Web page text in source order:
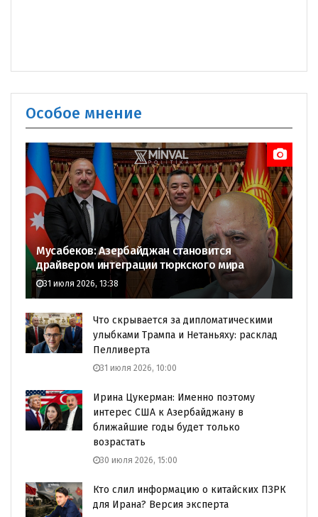
Особое мнение
Мусабеков: Азербайджан становится
драйвером интеграции тюркского мира
31 июля 2026, 13:38
Что скрывается за дипломатическими
улыбками Трампа и Нетаньяху: расклад
Пелливерта
31 июля 2026, 10:00
Ирина Цукерман: Именно поэтому
интерес США к Азербайджану в
ближайшие годы будет только
возрастать
30 июля 2026, 15:00
Кто слил информацию о китайских ПЗРК
для Ирана? Версия эксперта